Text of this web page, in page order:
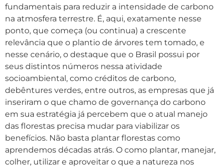
fundamentais para reduzir a intensidade de carbono
na atmosfera terrestre. É, aqui, exatamente nesse
ponto, que começa (ou continua) a crescente
relevância que o plantio de árvores tem tomado, e
nesse cenário, o destaque que o Brasil possui por
seus distintos números nessa atividade
socioambiental, como créditos de carbono,
debêntures verdes, entre outros, as empresas que já
inseriram o que chamo de governança do carbono
em sua estratégia já percebem que o atual manejo
das florestas precisa mudar para viabilizar os
benefícios. Não basta plantar florestas como
aprendemos décadas atrás. O como plantar, manejar,
colher, utilizar e aproveitar o que a natureza nos